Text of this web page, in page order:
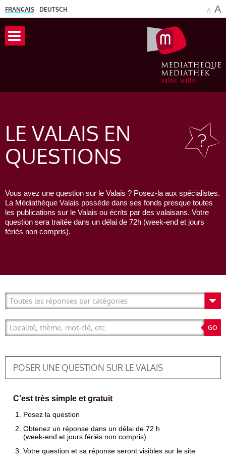
FRANÇAIS DEUTSCH A A
LE VALAIS EN
QUESTIONS
Vous avez une question sur le Valais ? Posez-la aux spécialistes.
La Médiathèque Valais possède dans ses fonds presque toutes
les publications sur le Valais ou écrits par des valaisans. Votre
question sera traitée dans un délai de 72h (week-end et jours
fériés non compris).
POSER UNE QUESTION SUR LE VALAIS
C'est très simple et gratuit
Posez la question
Obtenez un réponse dans un délai de 72 h
(week-end et jours fériés non compris)
Votre question et sa réponse seront visibles sur le site